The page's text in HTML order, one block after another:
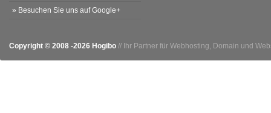
» Besuchen Sie uns auf Google+
Copyright © 2008 -2026 Hogibo // Ihr Partner für Webhosting, Domain und